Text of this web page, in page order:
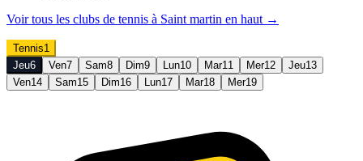
Voir tous les clubs de tennis à Saint martin en haut→
Tennis1
Jeu6 Ven7 Sam8 Dim9 Lun10 Mar11 Mer12 Jeu13
Ven14 Sam15 Dim16 Lun17 Mar18 Mer19